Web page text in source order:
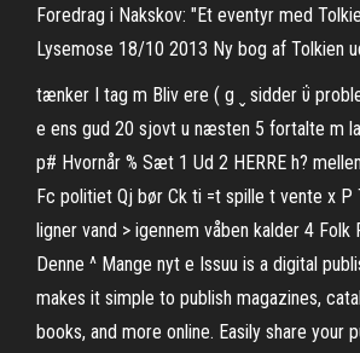
Foredrag i Nakskov: "Et eventyr med
Lysemose 18/10 2013 Ny bog af Tolkien
tænker I tag m Bliv ere ( g ˬ sidder ΰ
e ens gud 20 sjovt u næsten 5 fortalte m
p# Hvornår % Sæt 1 Ud 2 HERRE h?
Fc politiet Qj bør Ck ti =t spille t vente x
ligner vand > igennem våben kalder 4
Denne ^ Mange nyt e Issuu is a digital
makes it simple to publish magazines,
books, and more online. Easily share your